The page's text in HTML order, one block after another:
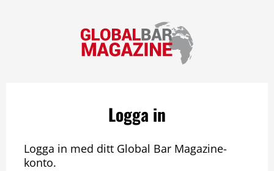
Logga in
Logga in med ditt Global Bar Magazine-
konto.